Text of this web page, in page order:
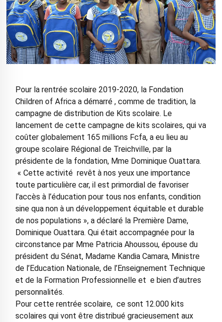
Pour la rentrée scolaire 2019-2020, la Fondation
Children of Africa a démarré , comme de tradition, la
campagne de distribution de Kits scolaire. Le
lancement de cette campagne de kits scolaires, qui va
coûter globalement 165 millions Fcfa, a eu lieu au
groupe scolaire Régional de Treichville, par la
présidente de la fondation, Mme Dominique Ouattara.
« Cette activité revêt à nos yeux une importance
toute particulière car, il est primordial de favoriser
l’accès à l’éducation pour tous nos enfants, condition
sine qua non à un développement équitable et durable
de nos populations », a déclaré la Première Dame,
Dominique Ouattara. Qui était accompagnée pour la
circonstance par Mme Patricia Ahoussou, épouse du
président du Sénat, Madame Kandia Camara, Ministre
de l’Education Nationale, de l’Enseignement Technique
et de la Formation Professionnelle et e bien d’autres
personnalités.
Pour cette rentrée scolaire, ce sont 12.000 kits
scolaires qui vont être distribué gracieusement aux